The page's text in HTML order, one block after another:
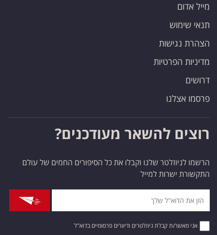
מייל אדום
תנאי שימוש
הצהרת נגישות
מדיניות הפרטיות
דרושים
פרסמו אצלנו
רוצים להשאר מעודכנים?
הרשמו לניוזלטר שלנו וקבלו את כל הסיפורים החמים של עולם
התקשורת ישרות למייל
אני מאשר/ת קבלת ניוזלטרים ודיוורים פרסומיים בדוא"ל